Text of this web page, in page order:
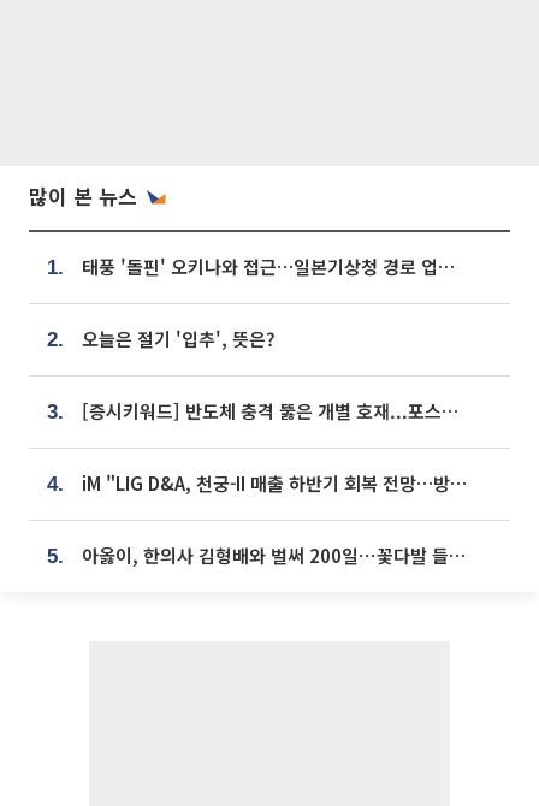
많이 본 뉴스
1. 태풍 '돌핀' 오키나와 접근…일본기상청 경로 업데이트
2. 오늘은 절기 '입추', 뜻은?
3. [증시키워드] 반도체 충격 뚫은 개별 호재...포스코퓨처엠·에코프로·한화솔루션 '눈길'
4. iM "LIG D&A, 천궁-II 매출 하반기 회복 전망…방산 톱픽 유지"
5. 아옳이, 한의사 김형배와 벌써 200일⋯꽃다발 들고 "프러포즈 아냐"